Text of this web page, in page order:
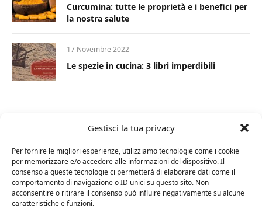
Gestisci la tua privacy
Per fornire le migliori esperienze, utilizziamo tecnologie come i cookie
per memorizzare e/o accedere alle informazioni del dispositivo. Il
consenso a queste tecnologie ci permetterà di elaborare dati come il
comportamento di navigazione o ID unici su questo sito. Non
acconsentire o ritirare il consenso può influire negativamente su alcune
caratteristiche e funzioni.
Curcumina: tutte le proprietà e i benefici per
la nostra salute
17 Novembre 2022
Le spezie in cucina: 3 libri imperdibili